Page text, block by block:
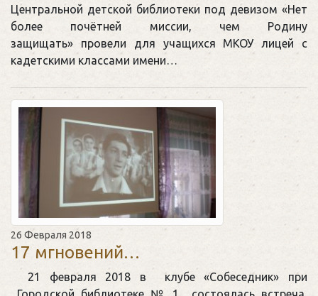
Центральной детской библиотеки под девизом «Нет
более почётней миссии, чем Родину
защищать» провели для учащихся МКОУ лицей с
кадетскими классами имени…
26 Февраля 2018
17 мгновений…
21 февраля 2018 в клубе «Собеседник» при